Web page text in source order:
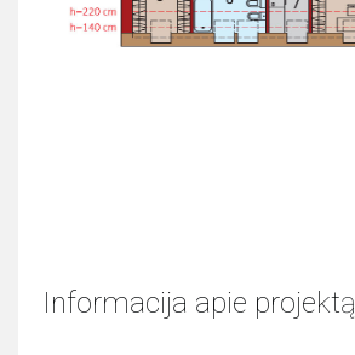
Informacija apie projektą